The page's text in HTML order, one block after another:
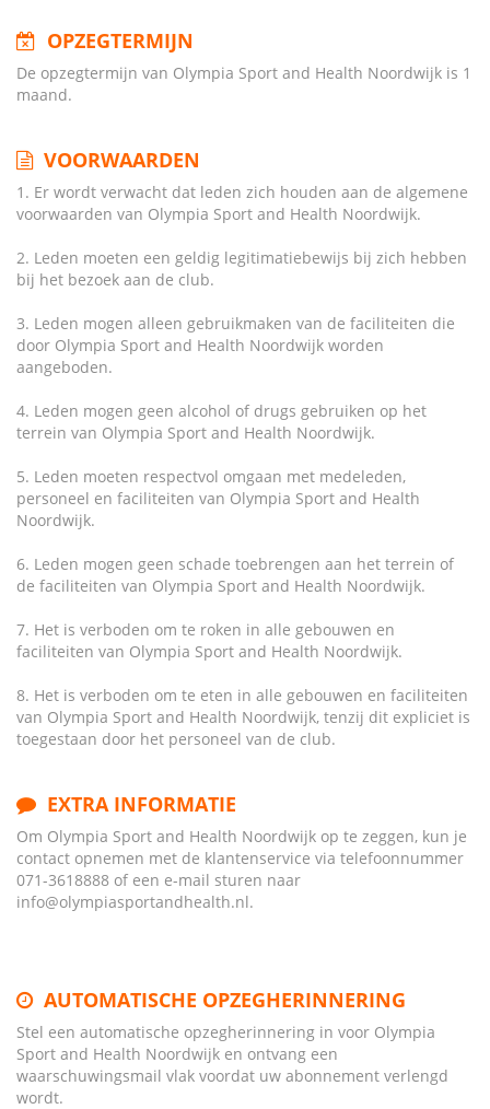
OPZEGTERMIJN
De opzegtermijn van Olympia Sport and Health Noordwijk is 1
maand.
VOORWAARDEN
1. Er wordt verwacht dat leden zich houden aan de algemene
voorwaarden van Olympia Sport and Health Noordwijk.
2. Leden moeten een geldig legitimatiebewijs bij zich hebben
bij het bezoek aan de club.
3. Leden mogen alleen gebruikmaken van de faciliteiten die
door Olympia Sport and Health Noordwijk worden
aangeboden.
4. Leden mogen geen alcohol of drugs gebruiken op het
terrein van Olympia Sport and Health Noordwijk.
5. Leden moeten respectvol omgaan met medeleden,
personeel en faciliteiten van Olympia Sport and Health
Noordwijk.
6. Leden mogen geen schade toebrengen aan het terrein of
de faciliteiten van Olympia Sport and Health Noordwijk.
7. Het is verboden om te roken in alle gebouwen en
faciliteiten van Olympia Sport and Health Noordwijk.
8. Het is verboden om te eten in alle gebouwen en faciliteiten
van Olympia Sport and Health Noordwijk, tenzij dit expliciet is
toegestaan door het personeel van de club.
EXTRA INFORMATIE
Om Olympia Sport and Health Noordwijk op te zeggen, kun je
contact opnemen met de klantenservice via telefoonnummer
071-3618888 of een e-mail sturen naar
info@olympiasportandhealth.nl.
AUTOMATISCHE OPZEGHERINNERING
Stel een automatische opzegherinnering in voor Olympia
Sport and Health Noordwijk en ontvang een
waarschuwingsmail vlak voordat uw abonnement verlengd
wordt.